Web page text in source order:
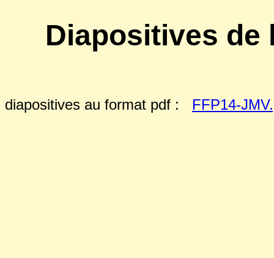
Diapositives de
diapositives au format pdf : FFP14-